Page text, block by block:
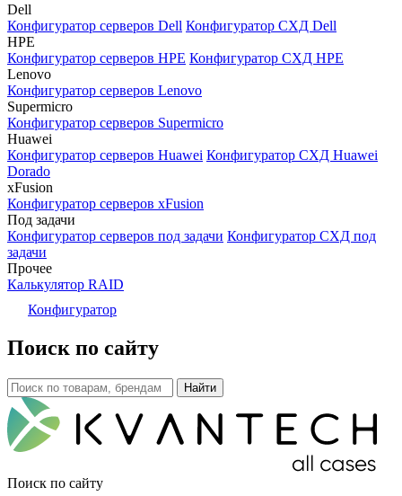
Dell
Конфигуратор серверов Dell Конфигуратор СХД Dell
HPE
Конфигуратор серверов HPE Конфигуратор СХД HPE
Lenovo
Конфигуратор серверов Lenovo
Supermicro
Конфигуратор серверов Supermicro
Huawei
Конфигуратор серверов Huawei Конфигуратор СХД Huawei
Dorado
xFusion
Конфигуратор серверов xFusion
Под задачи
Конфигуратор серверов под задачи Конфигуратор СХД под
задачи
Прочее
Калькулятор RAID
Конфигуратор
Поиск по сайту
Поиск по сайту